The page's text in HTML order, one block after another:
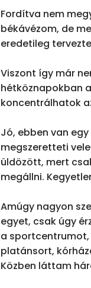
Fordítva nem
békávézom, de
eredetileg
Viszont így már
hétköznapokban
koncentrálhatok
Jó, ebben van
megszeretteti
üldözött, mert
megállni.
Amúgy nagyon
egyet, csak úgy
a
platánsort,
Közben láttam